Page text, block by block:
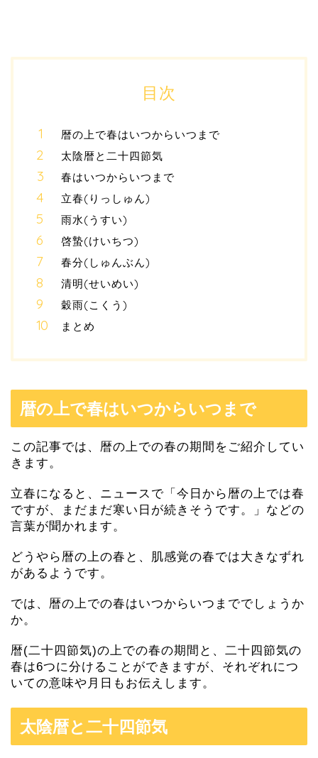
目次
暦の上で春はいつからいつまで
太陰暦と二十四節気
春はいつからいつまで
立春(りっしゅん)
雨水(うすい)
啓蟄(けいちつ)
春分(しゅんぶん)
清明(せいめい)
穀雨(こくう)
まとめ
暦の上で春はいつからいつまで
この記事では、暦の上での春の期間をご紹介してい
きます。
立春になると、ニュースで「今日から暦の上では春
ですが、まだまだ寒い日が続きそうです。」などの
言葉が聞かれます。
どうやら暦の上の春と、肌感覚の春では大きなずれ
があるようです。
では、暦の上での春はいつからいつまででしょうか
か。
暦(二十四節気)の上での春の期間と、二十四節気の
春は6つに分けることができますが、それぞれにつ
いての意味や月日もお伝えします。
太陰暦と二十四節気